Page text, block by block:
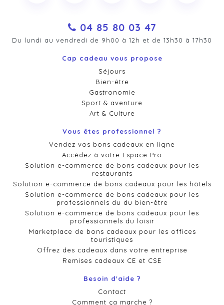
04 85 80 03 47
Du lundi au vendredi de 9h00 à 12h et de 13h30 à 17h30
Cap cadeau vous propose
Séjours
Bien-être
Gastronomie
Sport & aventure
Art & Culture
Vous êtes professionnel ?
Vendez vos bons cadeaux en ligne
Accédez à votre Espace Pro
Solution e-commerce de bons cadeaux pour les
restaurants
Solution e-commerce de bons cadeaux pour les hôtels
Solution e-commerce de bons cadeaux pour les
professionnels du du bien-être
Solution e-commerce de bons cadeaux pour les
professionnels du loisir
Marketplace de bons cadeaux pour les offices
touristiques
Offrez des cadeaux dans votre entreprise
Remises cadeaux CE et CSE
Besoin d'aide ?
Contact
Comment ça marche ?